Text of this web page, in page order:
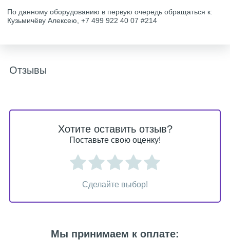
По данному оборудованию в первую очередь обращаться к:
Кузьмичёву Алексею, +7 499 922 40 07 #214
Отзывы
Хотите оставить отзыв?
Поставьте свою оценку!
Сделайте выбор!
Мы принимаем к оплате: